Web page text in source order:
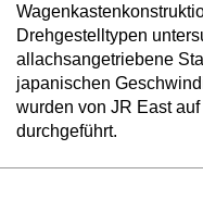
Drehgestelltypen
allachsangetriebene
japanischen
wurden von JR East
durchgeführt.